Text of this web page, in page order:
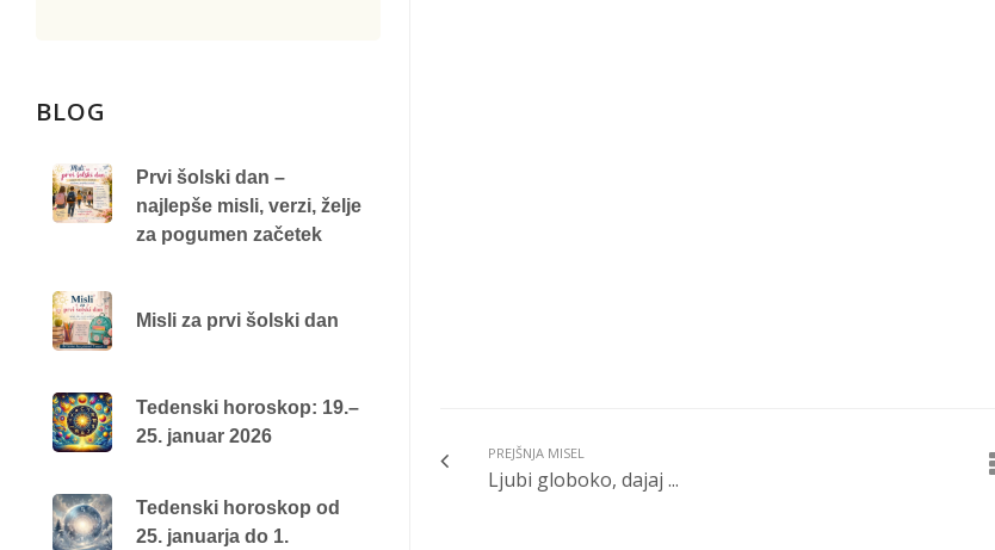
PREJŠNJA MISEL
Ljubi globoko, dajaj ...
BLOG
Prvi šolski dan –
najlepše misli, verzi, želje
za pogumen začetek
Misli za prvi šolski dan
Tedenski horoskop: 19.–
25. januar 2026
Tedenski horoskop od
25. januarja do 1.